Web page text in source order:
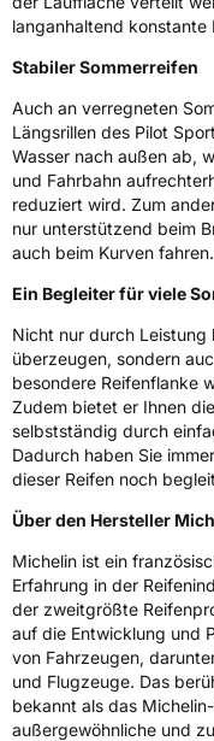
Allgemeine
Herstellerkontakt
langanhaltend konstante
Stabiler Sommerreifen
Auch an verregneten
Längsrillen des Pilot
Wasser nach außen ab,
und Fahrbahn
reduziert wird. Zum
nur unterstützend beim
auch beim Kurven fahren.
Ein Begleiter für viele
Nicht nur durch Leistung
überzeugen, sondern
besondere Reifenflanke
Zudem bietet er Ihnen
selbstständig durch
Dadurch haben Sie
dieser Reifen noch
Über den Hersteller
Michelin ist ein
Erfahrung in der
der zweitgrößte
auf die Entwicklung und
von Fahrzeugen,
und Flugzeuge. Das
bekannt als das
außergewöhnliche und